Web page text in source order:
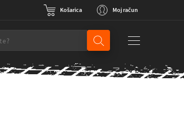
Košarica Moj račun